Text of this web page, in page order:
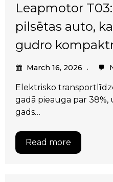
Leapmotor
pilsētas auto,
gudro
March 16, 2026
Elektrisko
gadā pieauga par 38%,
gads…
Read more